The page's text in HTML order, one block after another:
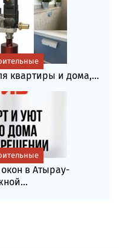
квартиры и дома,...
в Атырау-